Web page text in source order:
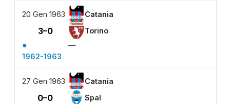
20 Gen 1963 Catania
3–0 Torino
●
—
1962-1963
27 Gen 1963 Catania
0–0 Spal